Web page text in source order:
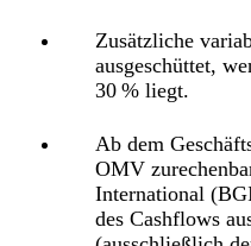
Zusätzliche
ausgeschüttet,
30 % liegt.
Ab dem
OMV
International
des Cashflows